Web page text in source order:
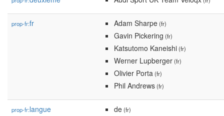
prop-fr:fr Adam Sharpe(fr)
Gavin Pickering (fr)
Katsutomo Kaneishi(fr)
Werner Lupberger(fr)
Olivier Porta(fr)
Phil Andrews(fr)
prop-fr:langue de(fr)